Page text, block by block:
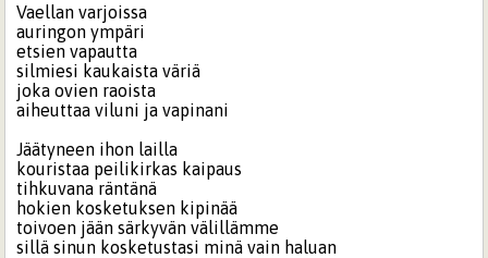
Vaellan varjoissa
auringon ympäri
etsien vapautta
silmiesi kaukaista väriä
joka ovien raoista
aiheuttaa viluni ja vapinani
Jäätyneen ihon lailla
kouristaa peilikirkas kaipaus
tihkuvana räntänä
hokien kosketuksen kipinää
toivoen jään särkyvän välillämme
sillä sinun kosketustasi minä vain haluan